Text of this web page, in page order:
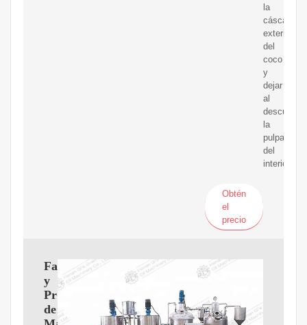
la
cáscara
exterior
del
coco
y
dejar
al
la
pulpa
del
interior.
Obtén
el
precio
Fabricante
y
Proveedor
de